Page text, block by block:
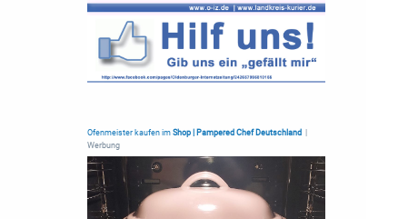
Ofenmeister kaufen im Shop | Pampered Chef Deutschland
Werbung